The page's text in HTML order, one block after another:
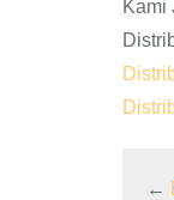
Kami
←